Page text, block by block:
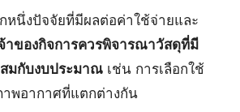
หนึ่งปัจจัยที่มีผลต่อค่าใช้จ่ายและ
าของกิจการควรพิจารณาวัสดุที่มี
มกับงบประมาณ เช่น การเลือกใช้
พอากาศที่แตกต่างกัน